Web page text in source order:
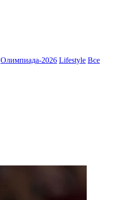
Олимпиада-2026 Lifestyle Все